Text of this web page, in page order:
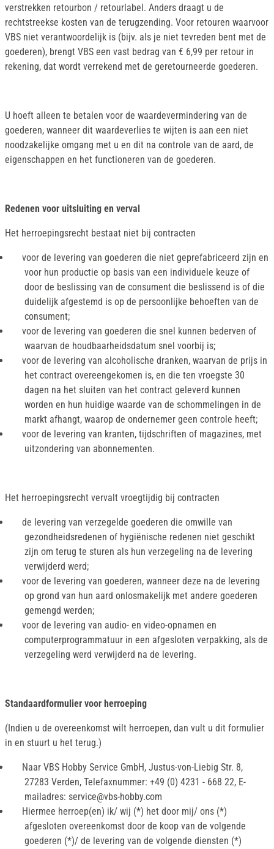
verstrekken retourbon / retourlabel. Anders draagt u de
rechtstreekse kosten van de terugzending. Voor retouren waarvoor
VBS niet verantwoordelijk is (bijv. als je niet tevreden bent met de
goederen), brengt VBS een vast bedrag van € 6,99 per retour in
rekening, dat wordt verrekend met de geretourneerde goederen.
U hoeft alleen te betalen voor de waardevermindering van de
goederen, wanneer dit waardeverlies te wijten is aan een niet
noodzakelijke omgang met u en dit na controle van de aard, de
eigenschappen en het functioneren van de goederen.
Redenen voor uitsluiting en verval
Het herroepingsrecht bestaat niet bij contracten
voor de levering van goederen die niet geprefabriceerd zijn en
voor hun productie op basis van een individuele keuze of
door de beslissing van de consument die beslissend is of die
duidelijk afgestemd is op de persoonlijke behoeften van de
consument;
voor de levering van goederen die snel kunnen bederven of
waarvan de houdbaarheidsdatum snel voorbij is;
voor de levering van alcoholische dranken, waarvan de prijs in
het contract overeengekomen is, en die ten vroegste 30
dagen na het sluiten van het contract geleverd kunnen
worden en hun huidige waarde van de schommelingen in de
markt afhangt, waarop de ondernemer geen controle heeft;
voor de levering van kranten, tijdschriften of magazines, met
uitzondering van abonnementen.
Het herroepingsrecht vervalt vroegtijdig bij contracten
de levering van verzegelde goederen die omwille van
gezondheidsredenen of hygiënische redenen niet geschikt
zijn om terug te sturen als hun verzegeling na de levering
verwijderd werd;
voor de levering van goederen, wanneer deze na de levering
op grond van hun aard onlosmakelijk met andere goederen
gemengd werden;
voor de levering van audio- en video-opnamen en
computerprogrammatuur in een afgesloten verpakking, als de
verzegeling werd verwijderd na de levering.
Standaardformulier voor herroeping
(Indien u de overeenkomst wilt herroepen, dan vult u dit formulier
in en stuurt u het terug.)
Naar VBS Hobby Service GmbH, Justus-von-Liebig Str. 8,
27283 Verden, Telefaxnummer: +49 (0) 4231 - 668 22, E-
mailadres: service@vbs-hobby.com
Hiermee herroep(en) ik/ wij (*) het door mij/ ons (*)
afgesloten overeenkomst door de koop van de volgende
goederen (*)/ de levering van de volgende diensten (*)